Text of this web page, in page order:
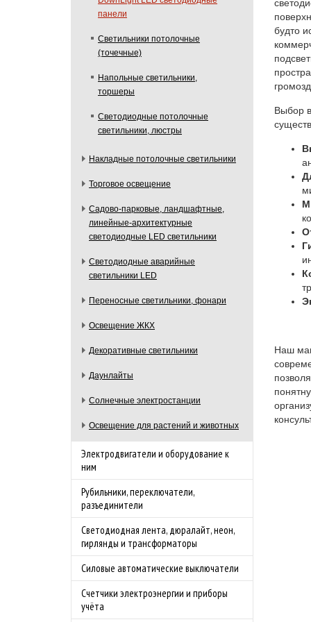
панели
Светильники потолочные
(точечные)
Напольные светильники,
торшеры
Светодиодные потолочные
светильники, люстры
Накладные потолочные светильники
Торговое освещение
Садово-парковые, ландшафтные,
линейные-архитектурные
светодиодные LED светильники
Светодиодные аварийные
светильники LED
Переносные светильники, фонари
Освещение ЖКХ
Декоративные светильники
Даунлайты
Солнечные электростанции
Освещение для растений и животных
Электродвигатели и оборудование к
ним
Рубильники, переключатели,
разъединители
Светодиодная лента, дюралайт, неон,
гирлянды и трансформаторы
Силовые автоматические выключатели
Счетчики электроэнергии и приборы
учёта
будто
Выбор
Наш